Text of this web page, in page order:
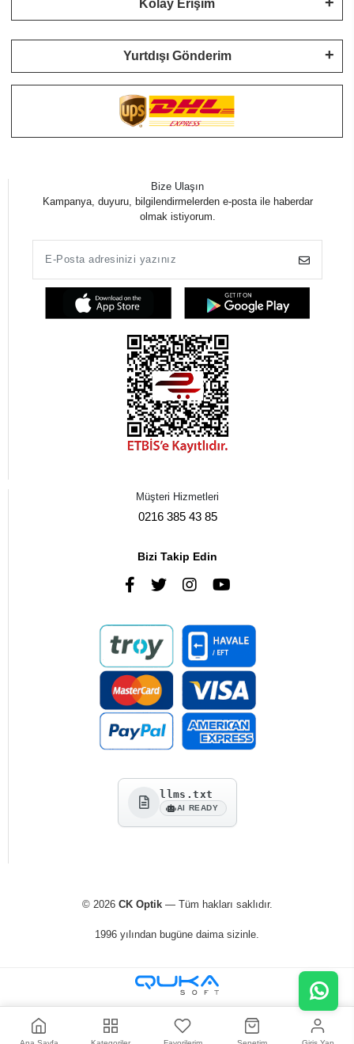
Kolay Erişim
Yurtdışı Gönderim
Bize Ulaşın
Kampanya, duyuru, bilgilendirmelerden e-posta ile haberdar
olmak istiyorum.
Müşteri Hizmetleri
0216 385 43 85
Bizi Takip Edin
llms.txt
AI READY
© 2026 CK Optik— Tüm hakları saklıdır.
1996 yılından bugüne daima sizinle.